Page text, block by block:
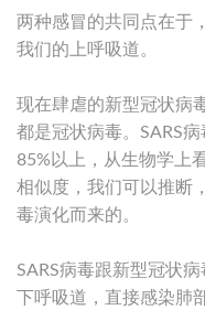
两种感冒的共同点在于
我们的上呼吸道。
现在肆虐的新型冠状病
都是冠状病毒。SARS
85%以上，从生物学上
相似度，我们可以推断
毒演化而来的。
SARS病毒跟新型冠状
下呼吸道，直接感染肺